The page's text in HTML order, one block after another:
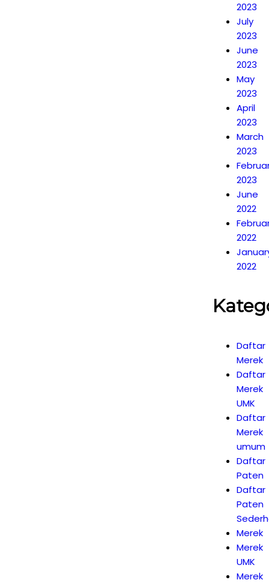
2023
July
2023
June
2023
May
2023
April
2023
March
2023
2023
June
2022
2022
2022
Daftar
Merek
Daftar
Merek
UMK
Daftar
Merek
umum
Daftar
Paten
Daftar
Paten
Merek
Merek
UMK
Merek